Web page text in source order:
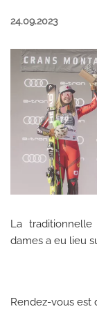
24.09.2023
La
dames a eu lieu
Rendez-vous est